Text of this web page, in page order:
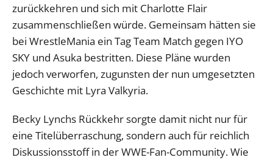
zurückkehren und sich mit Charlotte Flair
zusammenschließen würde. Gemeinsam hätten sie
bei WrestleMania ein Tag Team Match gegen IYO
SKY und Asuka bestritten. Diese Pläne wurden
jedoch verworfen, zugunsten der nun umgesetzten
Geschichte mit Lyra Valkyria.
Becky Lynchs Rückkehr sorgte damit nicht nur für
eine Titelüberraschung, sondern auch für reichlich
Diskussionsstoff in der WWE-Fan-Community. Wie